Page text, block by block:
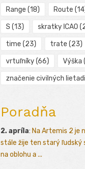
Range (18) Route
S (13) skratky ICAO
time (23) trate (23)
vrtuľníky(66) Výška
značenie civilných
Poradňa
2. apríla: Na Artemis 2 je
stále žije ten starý ľudský
na oblohu a ...